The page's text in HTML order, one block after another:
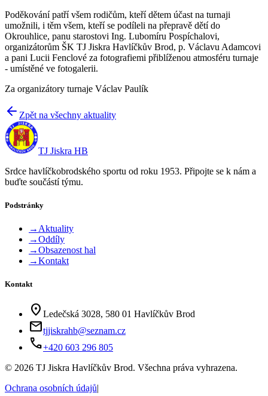
Poděkování patří všem rodičům, kteří dětem účast na turnaji
umožnili, i těm všem, kteří se podíleli na přepravě dětí do
Okrouhlice, panu starostovi Ing. Lubomíru Pospíchalovi,
organizátorům ŠK TJ Jiskra Havlíčkův Brod, p. Václavu Adamcovi
a pani Lucii Fenclové za fotografiemi přiblíženou atmosféru turnaje
- umístěné ve fotogalerii.
Za organizátory turnaje Václav Paulík
Zpět na všechny aktuality
TJ Jiskra HB
Srdce havlíčkobrodského sportu od roku 1953. Připojte se k nám a
buďte součástí týmu.
Podstránky
→ Aktuality
→Oddíly
→Obsazenost hal
→Kontakt
Kontakt
location_on Ledečská 3028, 580 01 Havlíčkův Brod
mailtjjiskrahb@seznam.cz
phone+420 603 296 805
© 2026 TJ Jiskra Havlíčkův Brod. Všechna práva vyhrazena.
Ochrana osobních údajů|